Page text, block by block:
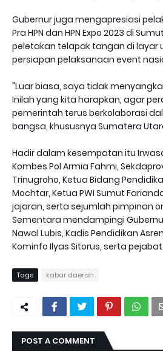
Gubernur juga mengapresiasi
Pra HPN dan HPN Expo 2023 di
peletakan telapak tangan di
persiapan pelaksanaan event
"Luar biasa, saya tidak
Inilah yang kita harapkan, agar
pemerintah terus berkolaborasi
bangsa, khususnya Sumatera
Hadir dalam kesempatan itu
Kombes Pol Armia Fahmi,
Trinugroho, Ketua Bidang
Mochtar, Ketua PWI Sumut
jajaran, serta sejumlah pimpinan
Sementara mendampingi
Nawal Lubis, Kadis Pendidikan
Kominfo Ilyas Sitorus, serta
Tags kabar daerah
POST A COMMENT